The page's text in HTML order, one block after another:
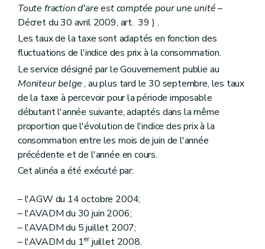
Toute fraction d'are est comptée pour une unité–
Décret du 30 avril 2009, art. 39 ) .
Les taux de la taxe sont adaptés en fonction des
fluctuations de l'indice des prix à la consommation.
Le service désigné par le Gouvernement publie au
Moniteur belge, au plus tard le 30 septembre, les taux
de la taxe à percevoir pour la période imposable
débutant l'année suivante, adaptés dans la même
proportion que l'évolution de l'indice des prix à la
consommation entre les mois de juin de l'année
précédente et de l'année en cours.
Cet alinéa a été exécuté par:
– l'AGW du 14 octobre 2004;
– l'AVADM du 30 juin 2006;
– l'AVADM du 5 juillet 2007;
– l'AVADM du 1erjuillet 2008.